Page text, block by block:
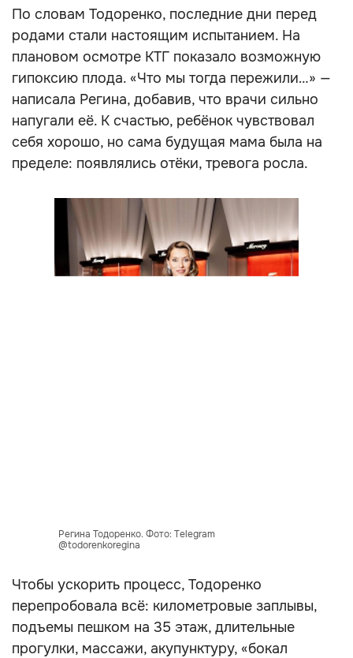
По словам Тодоренко, последние дни перед
родами стали настоящим испытанием. На
плановом осмотре КТГ показало возможную
гипоксию плода. «Что мы тогда пережили…» —
написала Регина, добавив, что врачи сильно
напугали её. К счастью, ребёнок чувствовал
себя хорошо, но сама будущая мама была на
пределе: появлялись отёки, тревога росла.
Регина Тодоренко. Фото: Telegram
@todorenkoregina
Чтобы ускорить процесс, Тодоренко
перепробовала всё: километровые заплывы,
подъемы пешком на 35 этаж, длительные
прогулки, массажи, акупунктуру, «бокал